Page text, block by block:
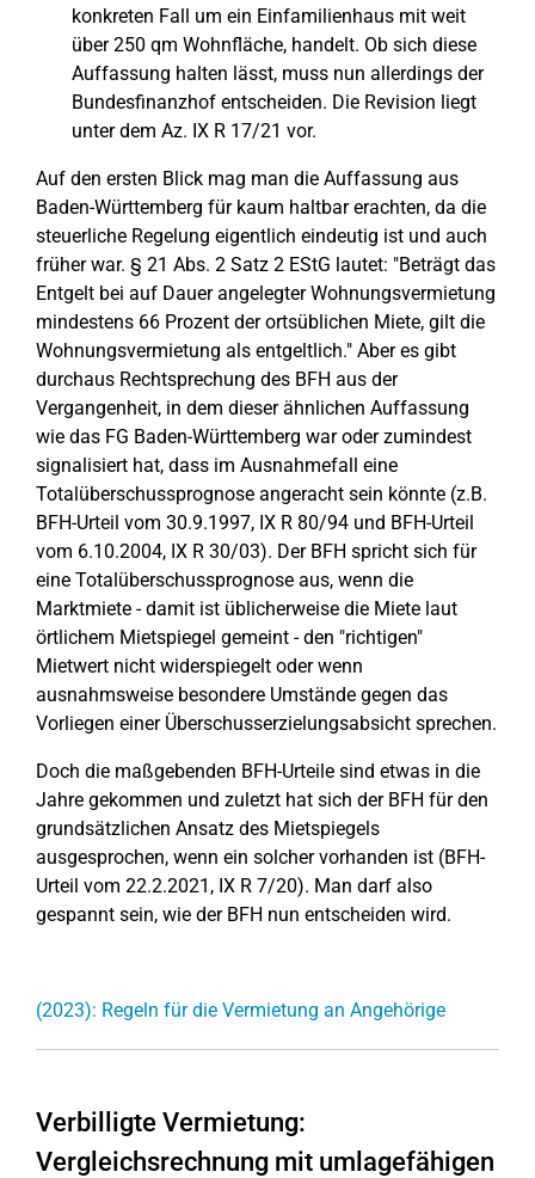
konkreten Fall um ein Einfamilienhaus mit weit
über 250 qm Wohnfläche, handelt. Ob sich diese
Auffassung halten lässt, muss nun allerdings der
Bundesfinanzhof entscheiden. Die Revision liegt
unter dem Az. IX R 17/21 vor.
Auf den ersten Blick mag man die Auffassung aus
Baden-Württemberg für kaum haltbar erachten, da die
steuerliche Regelung eigentlich eindeutig ist und auch
früher war. § 21 Abs. 2 Satz 2 EStG lautet: "Beträgt das
Entgelt bei auf Dauer angelegter Wohnungsvermietung
mindestens 66 Prozent der ortsüblichen Miete, gilt die
Wohnungsvermietung als entgeltlich." Aber es gibt
durchaus Rechtsprechung des BFH aus der
Vergangenheit, in dem dieser ähnlichen Auffassung
wie das FG Baden-Württemberg war oder zumindest
signalisiert hat, dass im Ausnahmefall eine
Totalüberschussprognose angeracht sein könnte (z.B.
BFH-Urteil vom 30.9.1997, IX R 80/94 und BFH-Urteil
vom 6.10.2004, IX R 30/03). Der BFH spricht sich für
eine Totalüberschussprognose aus, wenn die
Marktmiete - damit ist üblicherweise die Miete laut
örtlichem Mietspiegel gemeint - den "richtigen"
Mietwert nicht widerspiegelt oder wenn
ausnahmsweise besondere Umstände gegen das
Vorliegen einer Überschusserzielungsabsicht sprechen.
Doch die maßgebenden BFH-Urteile sind etwas in die
Jahre gekommen und zuletzt hat sich der BFH für den
grundsätzlichen Ansatz des Mietspiegels
ausgesprochen, wenn ein solcher vorhanden ist (BFH-
Urteil vom 22.2.2021, IX R 7/20). Man darf also
gespannt sein, wie der BFH nun entscheiden wird.
(2023): Regeln für die Vermietung an Angehörige
Verbilligte Vermietung:
Vergleichsrechnung mit umlagefähigen